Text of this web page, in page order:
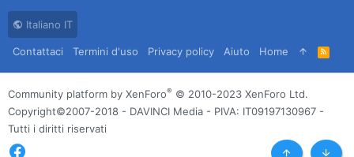
Italiano IT
Contattaci Termini d'uso Privacy policy Aiuto Home
R
S
Community platform by XenForo® © 2010-2023 XenForo Ltd.
Copyright©2007-2018 - DAVINCI Media - PIVA: IT09197130967 -
Tutti i diritti riservati